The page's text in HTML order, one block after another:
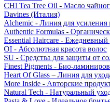
CHI Tea Tree Oil - Масло
Davines (Италия)
Alchemic - Линия для усиления
Authentic Formulas -
Essential Haircare - Eжедневный
OI - Абсолютная красота волос
SU - Средства для защиты от
Finest Pigments - Био-
Heart Of Glass – Линия для
More Inside - Авторские
Natural Tech - Натуральный